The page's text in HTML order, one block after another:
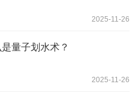
2025-11-26
量子划水术？
2025-11-26